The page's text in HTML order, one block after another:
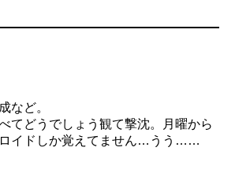
など。
てどうでしょう観て撃沈。月曜から
イドしか覚えてません…うう……